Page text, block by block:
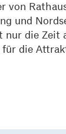
von
und
die Zeit
für die